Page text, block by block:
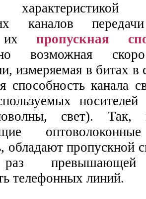
каналов
ихпропускная
возможная
измеряемая в битах в
способность канала
носителей
свет). Так,
обладают пропускной
превышающей
телефонных линий.